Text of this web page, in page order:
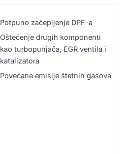
Potpuno začepljenje DPF-a
Oštećenje drugih komponenti
kao turbopunjača, EGR ventila i
katalizatora
Povećane emisije štetnih gasova